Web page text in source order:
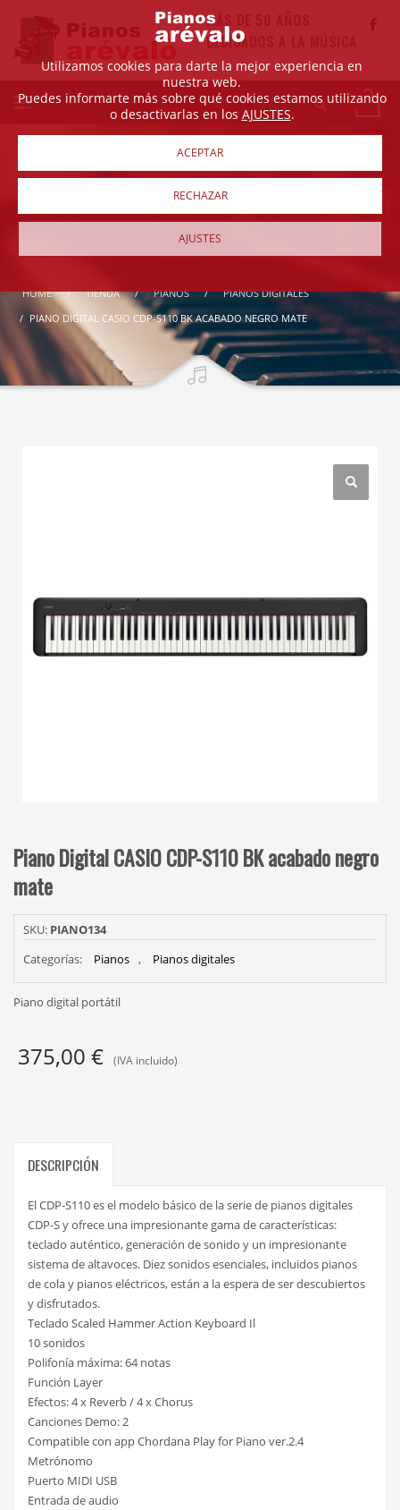
MÁS DE 50 AÑOS
DEDICADOS A LA MÚSICA
HOME TIENDA PIANOS
PIANOS DIGITALES
PIANO DIGITAL CASIO CDP-S110 BK ACABADO NEGRO MATE
Piano Digital CASIO CDP-S110 BK acabado negro
mate
SKU: PIANO134
Categorías:
Pianos , Pianos digitales
Piano digital portátil
375,00 € (IVA incluido)
DESCRIPCIÓN
El CDP-S110 es el modelo básico de la serie de pianos digitales
CDP-S y ofrece una impresionante gama de características:
teclado auténtico, generación de sonido y un impresionante
sistema de altavoces. Diez sonidos esenciales, incluidos pianos
de cola y pianos eléctricos, están a la espera de ser descubiertos
y disfrutados.
Teclado Scaled Hammer Action Keyboard Il
10 sonidos
Polifonía máxima: 64 notas
Función Layer
Efectos: 4 x Reverb / 4 x Chorus
Canciones Demo: 2
Compatible con app Chordana Play for Piano ver.2.4
Metrónomo
Puerto MIDI USB
Entrada de audio
Utilizamos cookies para darte la mejor experiencia en
nuestra web.
Puedes informarte más sobre qué cookies estamos utilizando
o desactivarlas en los AJUSTES.
ACEPTAR
RECHAZAR
AJUSTES